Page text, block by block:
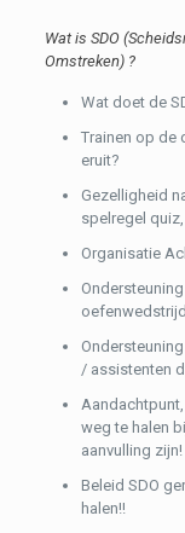
Wat is SDO
Omstreken) ?
Wat doet de
Trainen op de
eruit?
Gezelligheid
spelregel
Organisatie
/ assistenten
weg te halen
aanvulling zijn!
Beleid SDO
halen!!